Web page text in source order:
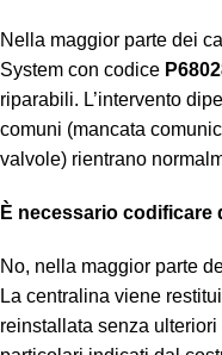
Nella maggior parte dei
System con codice
riparabili. L’intervento
comuni (mancata
valvole) rientrano
È necessario codificare
No, nella maggior parte
La centralina viene
reinstallata senza